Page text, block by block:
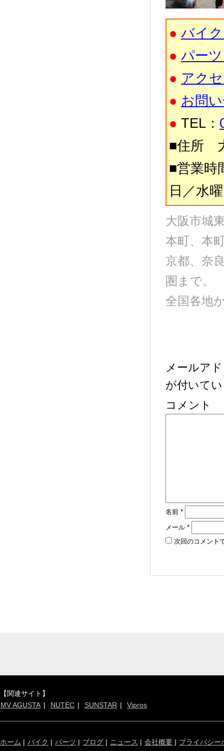
● バイ
● パー
● アク
● お問
● TEL：
■住所
■営業時
日／水
大阪市城
本町、本
京都、奈
圏まで。
全国各地
メールア
が付いて
コメント
名前 *
メール *
次回のコメント
【関連サイト】
MV AGUSTA
NUTEC SUNSTAR Vipros
ホーム | バイク | パーツ | ブログ | ニュース | 会社概要 | プライバシー